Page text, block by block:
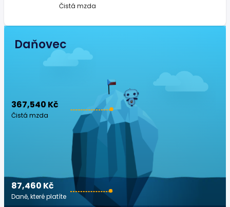
Čistá mzda
Daňovec
367,540 Kč
Čistá mzda
87,460 Kč
Daně, které platíte